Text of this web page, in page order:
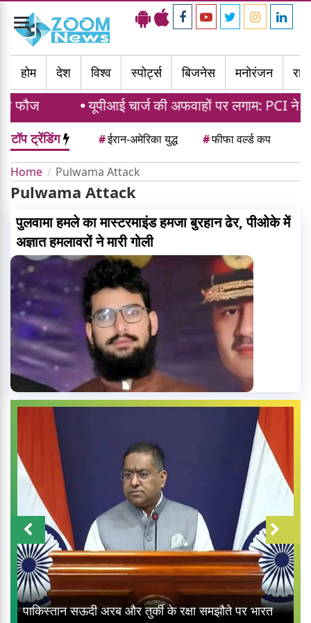
Toggle
navigation
होम
देश विश्व स्पोर्ट्स बिजनेस मनोरंजन
फौज यूपीआई चार्ज की अफवाहों पर लगाम: PCI ने
टॉप ट्रेंडिंग #ईरान-अमेरिका युद्ध #फीफा वर्ल्ड कप
Home Pulwama Attack
Pulwama Attack
पुलवामा हमले का मास्टरमाइंड हमजा बुरहान ढेर, पीओके में
अज्ञात हमलावरों ने मारी गोली
पाकिस्तान सऊदी अरब और तुर्की के रक्षा समझौते पर भारत